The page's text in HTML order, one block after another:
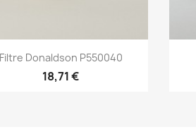
Aperçu rapide
Filtre Donaldson P550040
18,71 €